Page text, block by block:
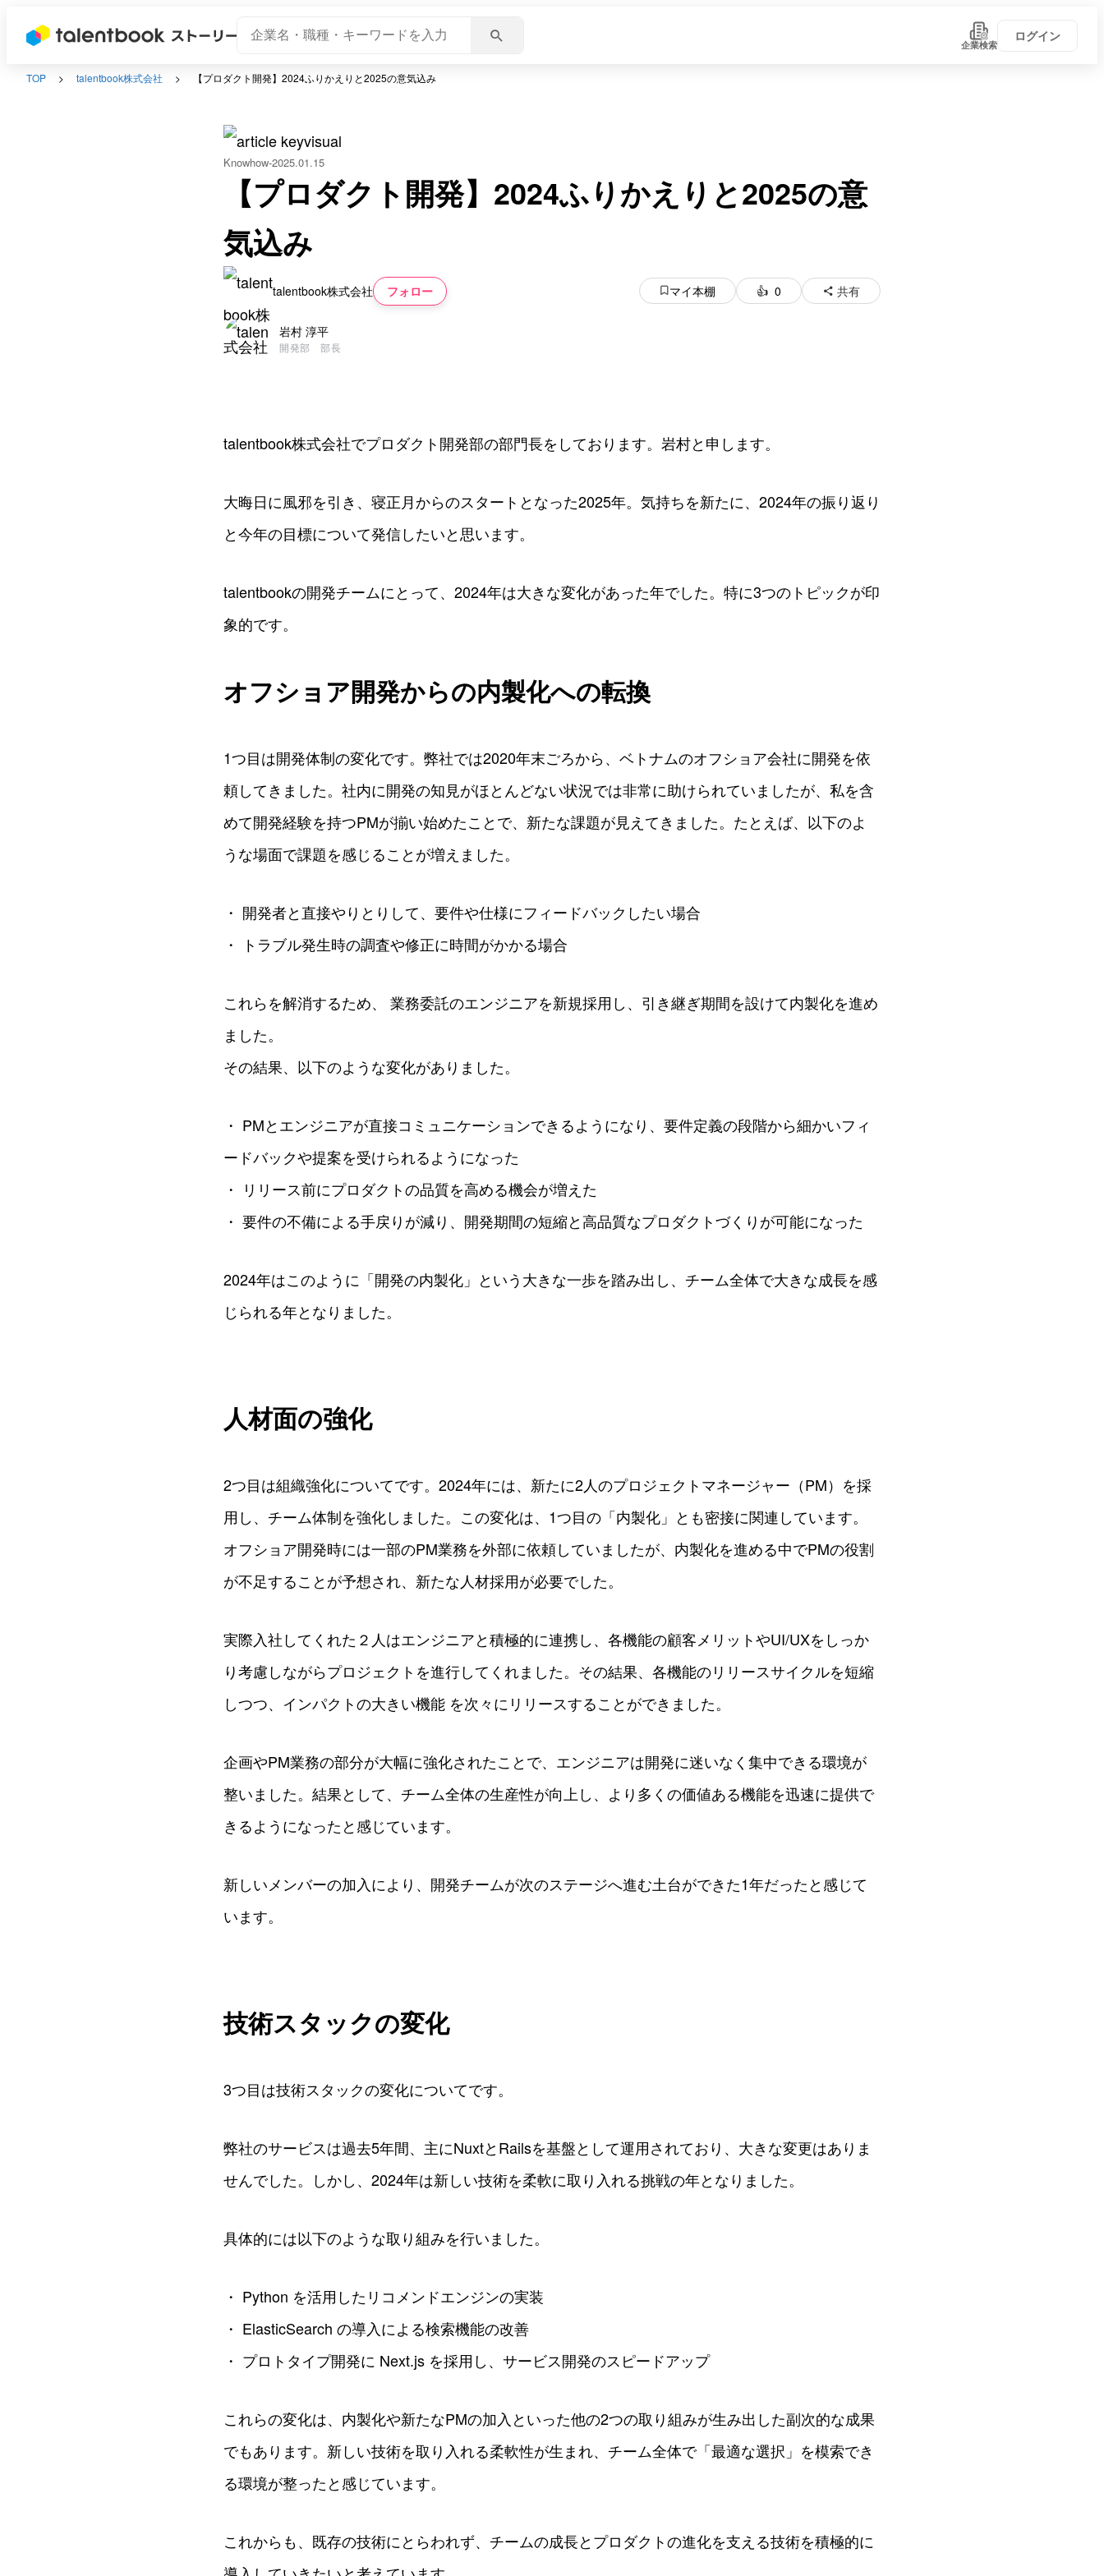
企業検索
ログイン
TOP talentbook株式会社 【プロダクト開発】2024ふりかえりと2025の意気込み
Knowhow 2025.01.15
【プロダクト開発】2024ふりかえりと2025の意
気込み
talentbook株式会社 フォロー マイ本棚 0 共有
岩村 淳平
開発部 部長
talentbook株式会社でプロダクト開発部の部門長をしております。岩村と申します。
大晦日に風邪を引き、寝正月からのスタートとなった2025年。気持ちを新たに、2024年の振り返り
と今年の目標について発信したいと思います。
talentbookの開発チームにとって、2024年は大きな変化があった年でした。特に3つのトピックが印
象的です。
オフショア開発からの内製化への転換
1つ目は開発体制の変化です。弊社では2020年末ごろから、ベトナムのオフショア会社に開発を依
頼してきました。社内に開発の知見がほとんどない状況では非常に助けられていましたが、私を含
めて開発経験を持つPMが揃い始めたことで、新たな課題が見えてきました。たとえば、以下のよ
うな場面で課題を感じることが増えました。
・ 開発者と直接やりとりして、要件や仕様にフィードバックしたい場合
・ トラブル発生時の調査や修正に時間がかかる場合
これらを解消するため、 業務委託のエンジニアを新規採用し、引き継ぎ期間を設けて内製化を進め
ました。
その結果、以下のような変化がありました。
・ PMとエンジニアが直接コミュニケーションできるようになり、要件定義の段階から細かいフィ
ードバックや提案を受けられるようになった
・ リリース前にプロダクトの品質を高める機会が増えた
・ 要件の不備による手戻りが減り、開発期間の短縮と高品質なプロダクトづくりが可能になった
2024年はこのように「開発の内製化」という大きな一歩を踏み出し、チーム全体で大きな成長を感
じられる年となりました。
人材面の強化
2つ目は組織強化についてです。2024年には、新たに2人のプロジェクトマネージャー（PM）を採
用し、チーム体制を強化しました。この変化は、1つ目の「内製化」とも密接に関連しています。
オフショア開発時には一部のPM業務を外部に依頼していましたが、内製化を進める中でPMの役割
が不足することが予想され、新たな人材採用が必要でした。
実際入社してくれた２人はエンジニアと積極的に連携し、各機能の顧客メリットやUI/UXをしっか
り考慮しながらプロジェクトを進行してくれました。その結果、各機能のリリースサイクルを短縮
しつつ、インパクトの大きい機能 を次々にリリースすることができました。
企画やPM業務の部分が大幅に強化されたことで、エンジニアは開発に迷いなく集中できる環境が
整いました。結果として、チーム全体の生産性が向上し、より多くの価値ある機能を迅速に提供で
きるようになったと感じています。
新しいメンバーの加入により、開発チームが次のステージへ進む土台ができた1年だったと感じて
います。
技術スタックの変化
3つ目は技術スタックの変化についてです。
弊社のサービスは過去5年間、主にNuxtとRailsを基盤として運用されており、大きな変更はありま
せんでした。しかし、2024年は新しい技術を柔軟に取り入れる挑戦の年となりました。
具体的には以下のような取り組みを行いました。
・ Python を活用したリコメンドエンジンの実装
・ ElasticSearch の導入による検索機能の改善
・ プロトタイプ開発に Next.js を採用し、サービス開発のスピードアップ
これらの変化は、内製化や新たなPMの加入といった他の2つの取り組みが生み出した副次的な成果
でもあります。新しい技術を取り入れる柔軟性が生まれ、チーム全体で「最適な選択」を模索でき
る環境が整ったと感じています。
これからも、既存の技術にとらわれず、チームの成長とプロダクトの進化を支える技術を積極的に